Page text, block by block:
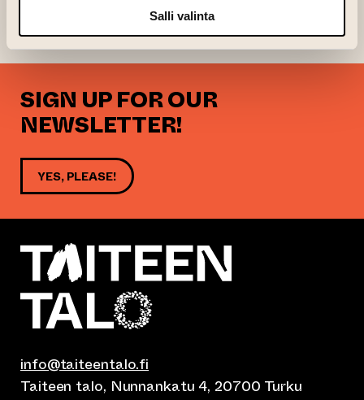
Salli valinta
SIGN UP FOR OUR
NEWSLETTER!
YES, PLEASE!
info@taiteentalo.fi
Taiteen talo, Nunnankatu 4, 20700 Turku